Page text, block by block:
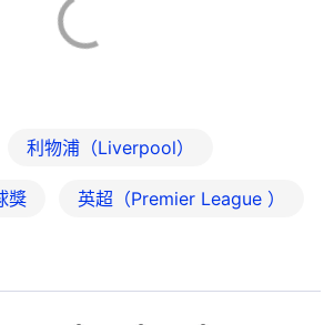
利物浦（Liverpool）
獎 英超（Premier League ）